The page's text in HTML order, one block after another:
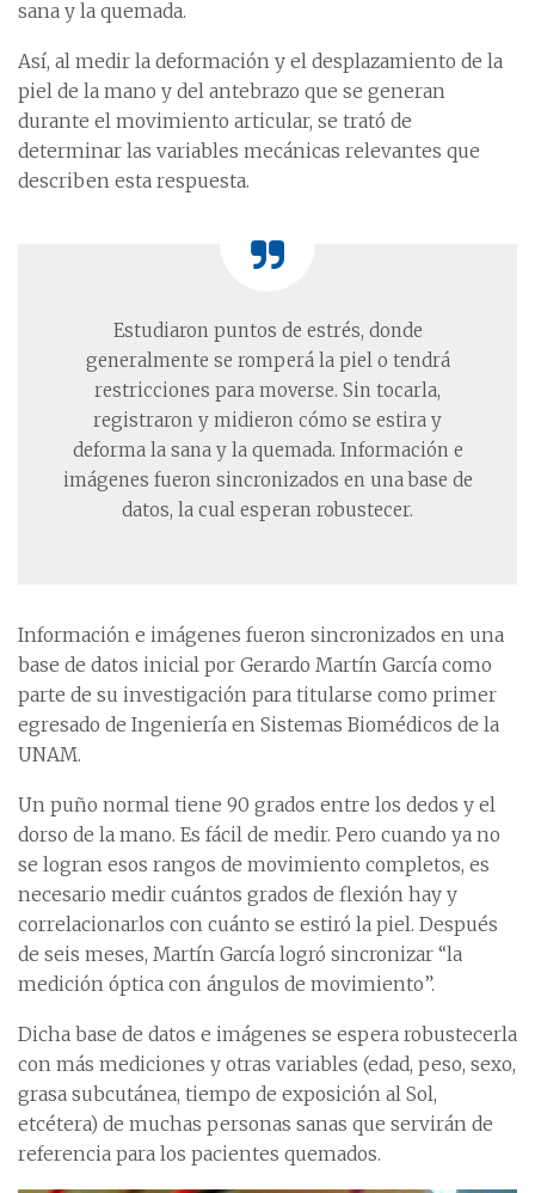
sana y la quemada.
Así, al medir la deformación y el desplazamiento de la
piel de la mano y del antebrazo que se generan
durante el movimiento articular, se trató de
determinar las variables mecánicas relevantes que
describen esta respuesta.
Estudiaron puntos de estrés, donde
generalmente se romperá la piel o tendrá
restricciones para moverse. Sin tocarla,
registraron y midieron cómo se estira y
deforma la sana y la quemada. Información e
imágenes fueron sincronizados en una base de
datos, la cual esperan robustecer.
Información e imágenes fueron sincronizados en una
base de datos inicial por Gerardo Martín García como
parte de su investigación para titularse como primer
egresado de Ingeniería en Sistemas Biomédicos de la
UNAM.
Un puño normal tiene 90 grados entre los dedos y el
dorso de la mano. Es fácil de medir. Pero cuando ya no
se logran esos rangos de movimiento completos, es
necesario medir cuántos grados de flexión hay y
correlacionarlos con cuánto se estiró la piel. Después
de seis meses, Martín García logró sincronizar “la
medición óptica con ángulos de movimiento”.
Dicha base de datos e imágenes se espera robustecerla
con más mediciones y otras variables (edad, peso, sexo,
grasa subcutánea, tiempo de exposición al Sol,
etcétera) de muchas personas sanas que servirán de
referencia para los pacientes quemados.